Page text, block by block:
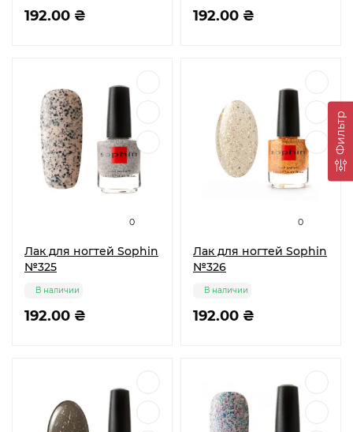
Фильтр
192.00 ₴ 192.00 ₴
0
Лак для ногтей Sophin
№325
192.00 ₴
В наличии
0
Лак для ногтей Sophin
№326
192.00 ₴
В наличии